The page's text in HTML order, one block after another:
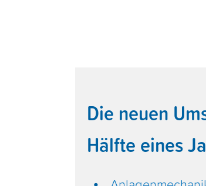
Die neuen
Hälfte eines